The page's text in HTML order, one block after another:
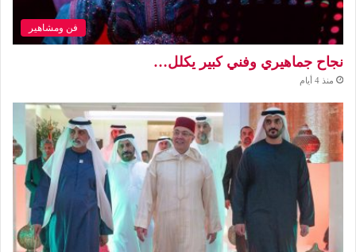
فن ومشاهير
نجاح جماهيري وفني كبير يكلل…
منذ 4 أيام